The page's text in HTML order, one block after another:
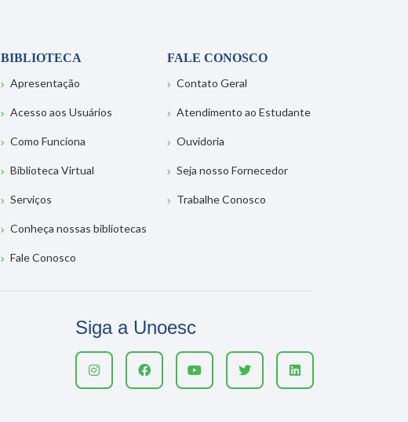
BIBLIOTECA
Apresentação
Acesso aos Usuários
Como Funciona
Biblioteca Virtual
Serviços
Conheça nossas bibliotecas
Fale Conosco
FALE CONOSCO
Contato Geral
Atendimento ao Estudante
Ouvidoria
Seja nosso Fornecedor
Trabalhe Conosco
Siga a Unoesc